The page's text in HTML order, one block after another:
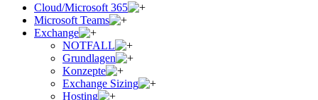
Cloud/Microsoft 365
Microsoft Teams
Exchange
NOTFALL
Grundlagen
Konzepte
Exchange Sizing
Hosting